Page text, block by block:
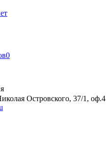
0
Островского, 37/1, оф.4